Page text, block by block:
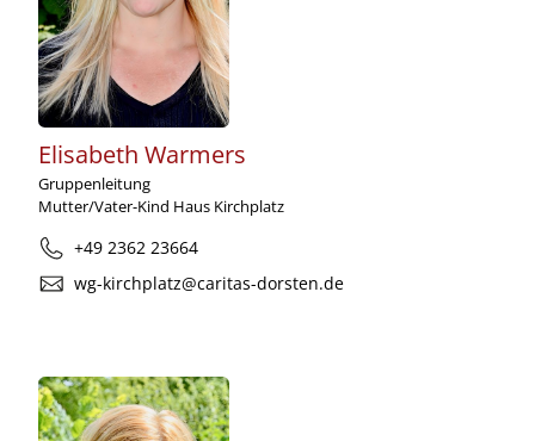
Elisabeth Warmers
Gruppenleitung
Mutter/Vater-Kind Haus Kirchplatz
+49 2362 23664
wg-kirchplatz@caritas-dorsten.de